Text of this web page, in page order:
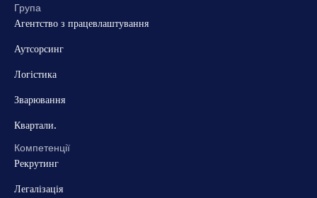
Група
Агентство з працевлаштування
Аутсорсинг
Логістика
Зварювання
Квартали.
Компетенції
Рекрутинг
Легалізація